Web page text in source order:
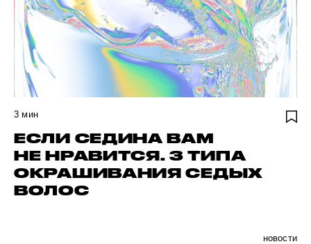
3 мин
ЕСЛИ СЕДИНА ВАМ
НЕ НРАВИТСЯ. 3 ТИПА
ОКРАШИВАНИЯ СЕДЫХ
ВОЛОС
новости